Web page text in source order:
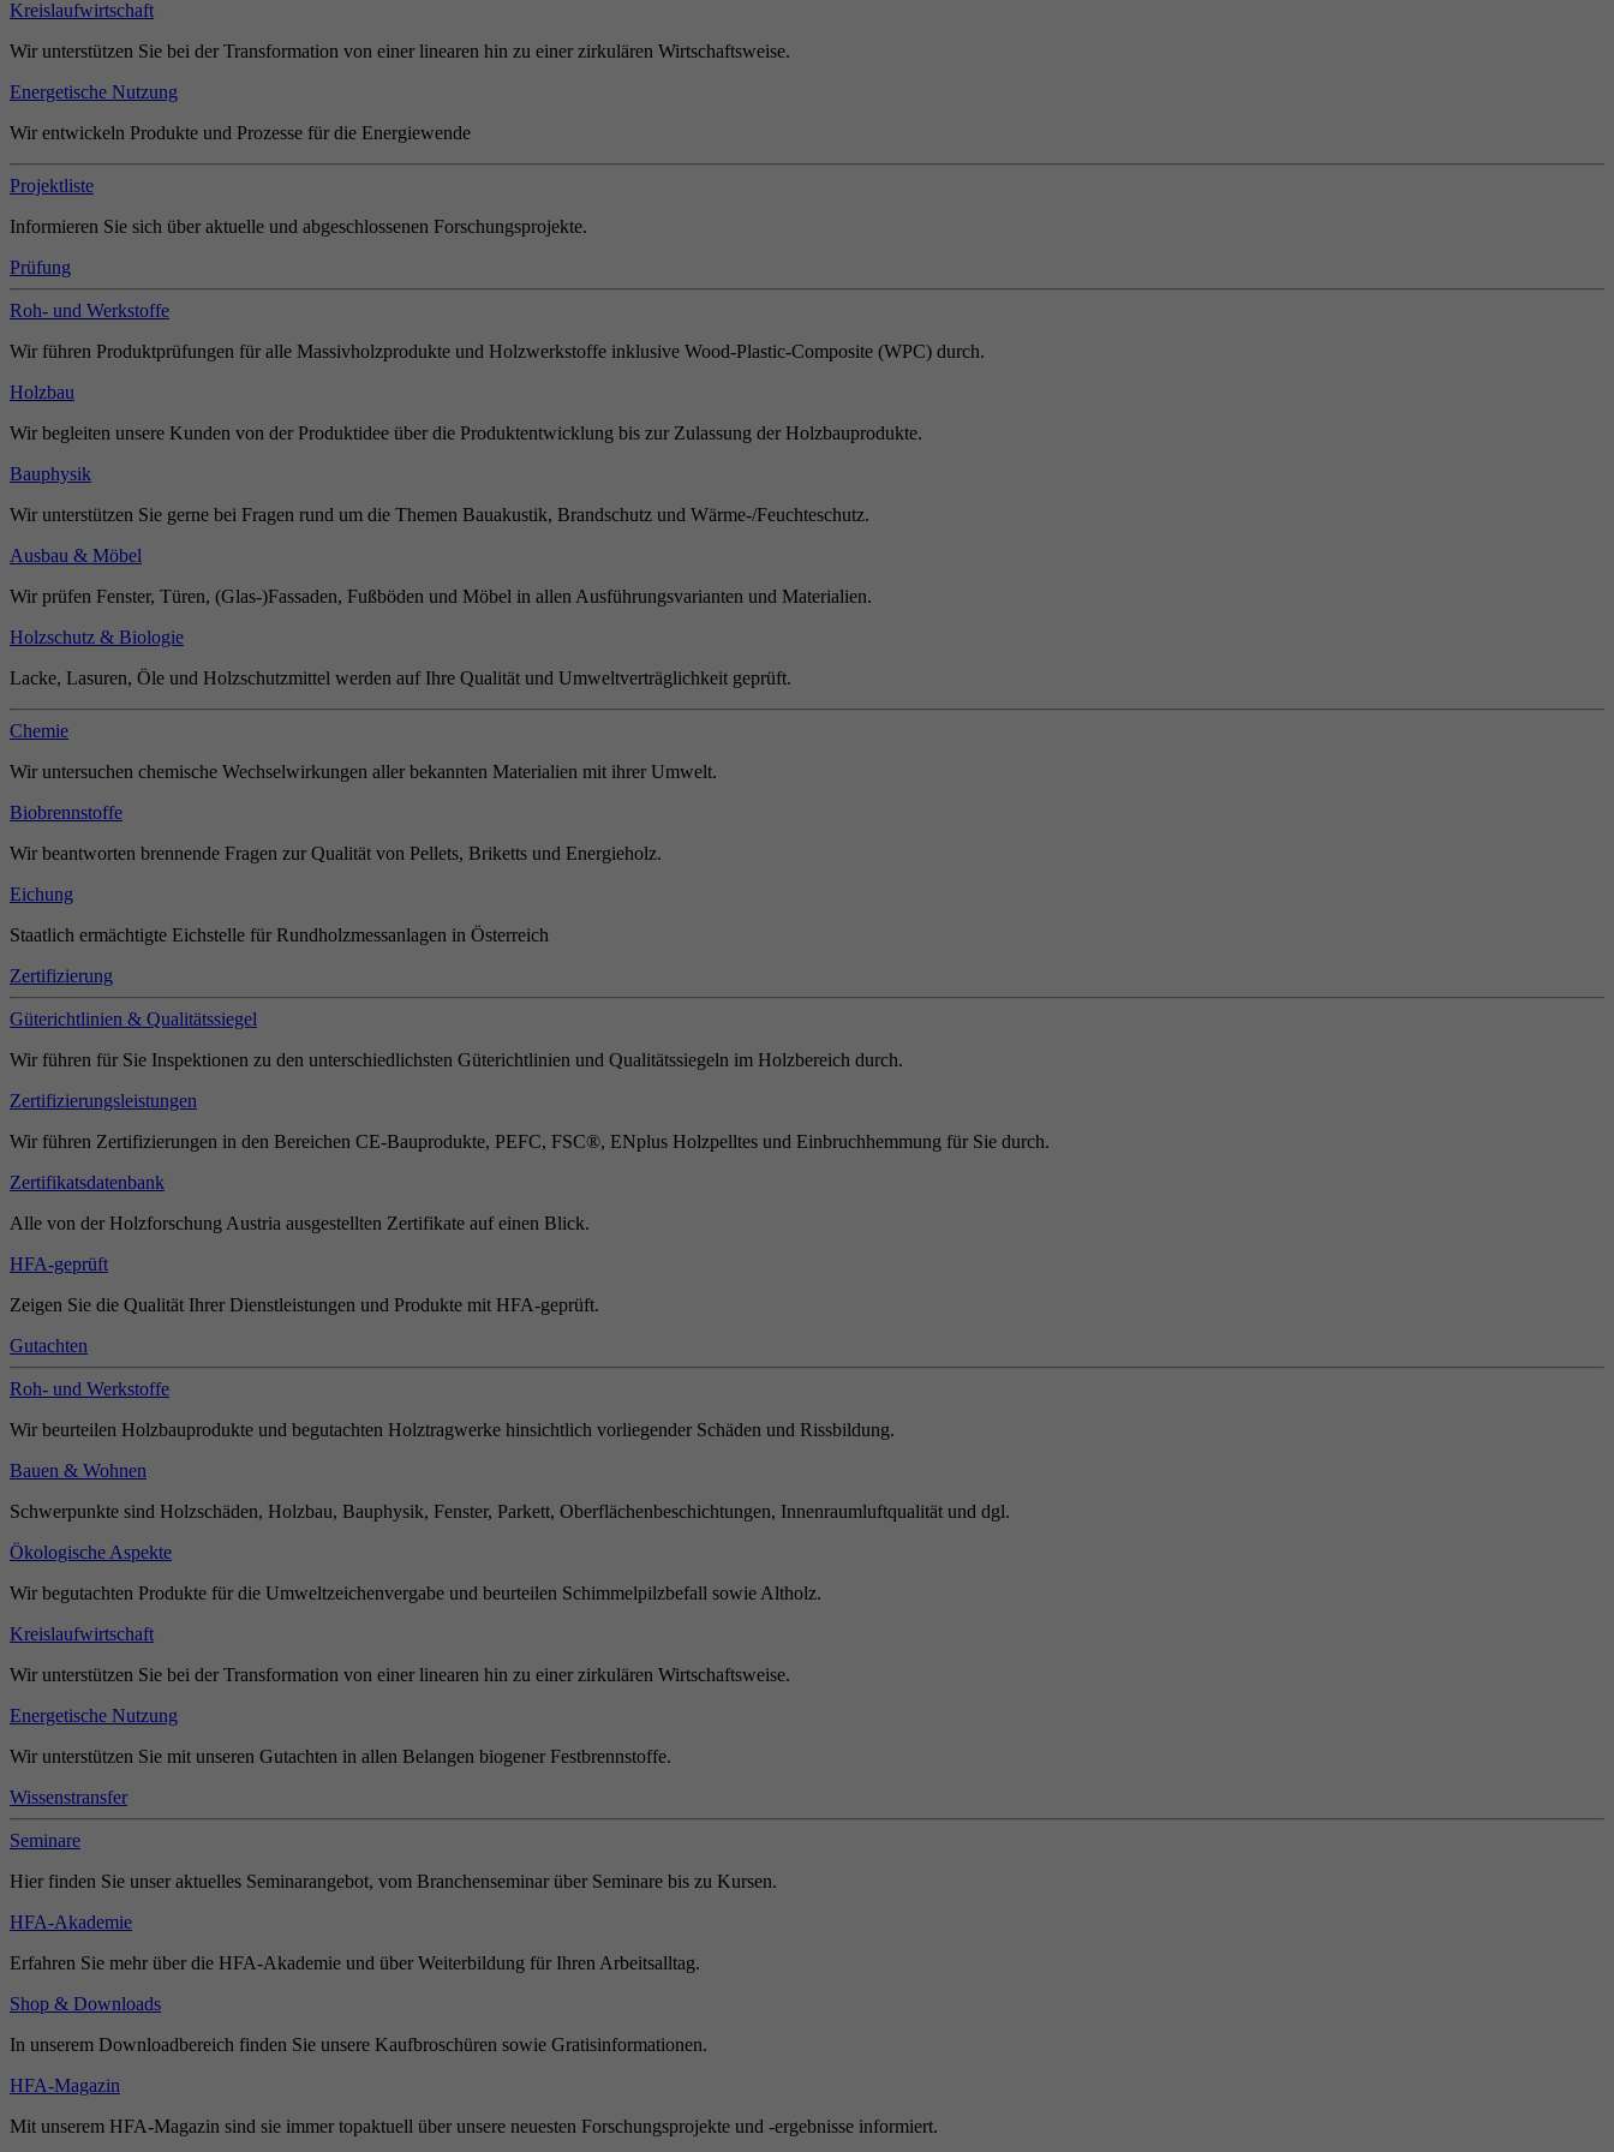
Kreislaufwirtschaft
Wir unterstützen Sie bei der Transformation von einer linearen hin zu einer zirkulären Wirtschaftsweise.
Energetische Nutzung
Wir entwickeln Produkte und Prozesse für die Energiewende
Projektliste
Informieren Sie sich über aktuelle und abgeschlossenen Forschungsprojekte.
Prüfung
Roh- und Werkstoffe
Wir führen Produktprüfungen für alle Massivholzprodukte und Holzwerkstoffe inklusive Wood-Plastic-Composite (WPC) durch.
Holzbau
Wir begleiten unsere Kunden von der Produktidee über die Produktentwicklung bis zur Zulassung der Holzbauprodukte.
Bauphysik
Wir unterstützen Sie gerne bei Fragen rund um die Themen Bauakustik, Brandschutz und Wärme-/Feuchteschutz.
Ausbau & Möbel
Wir prüfen Fenster, Türen, (Glas-)Fassaden, Fußböden und Möbel in allen Ausführungsvarianten und Materialien.
Holzschutz & Biologie
Lacke, Lasuren, Öle und Holzschutzmittel werden auf Ihre Qualität und Umweltverträglichkeit geprüft.
Chemie
Wir untersuchen chemische Wechselwirkungen aller bekannten Materialien mit ihrer Umwelt.
Biobrennstoffe
Wir beantworten brennende Fragen zur Qualität von Pellets, Briketts und Energieholz.
Eichung
Staatlich ermächtigte Eichstelle für Rundholzmessanlagen in Österreich
Zertifizierung
Güterichtlinien & Qualitätssiegel
Wir führen für Sie Inspektionen zu den unterschiedlichsten Güterichtlinien und Qualitätssiegeln im Holzbereich durch.
Zertifizierungsleistungen
Wir führen Zertifizierungen in den Bereichen CE-Bauprodukte, PEFC, FSC®, ENplus Holzpelltes und Einbruchhemmung für Sie durch.
Zertifikatsdatenbank
Alle von der Holzforschung Austria ausgestellten Zertifikate auf einen Blick.
HFA-geprüft
Zeigen Sie die Qualität Ihrer Dienstleistungen und Produkte mit HFA-geprüft.
Gutachten
Roh- und Werkstoffe
Wir beurteilen Holzbauprodukte und begutachten Holztragwerke hinsichtlich vorliegender Schäden und Rissbildung.
Bauen & Wohnen
Schwerpunkte sind Holzschäden, Holzbau, Bauphysik, Fenster, Parkett, Oberflächenbeschichtungen, Innenraumluftqualität und dgl.
Ökologische Aspekte
Wir begutachten Produkte für die Umweltzeichenvergabe und beurteilen Schimmelpilzbefall sowie Altholz.
Kreislaufwirtschaft
Wir unterstützen Sie bei der Transformation von einer linearen hin zu einer zirkulären Wirtschaftsweise.
Energetische Nutzung
Wir unterstützen Sie mit unseren Gutachten in allen Belangen biogener Festbrennstoffe.
Wissenstransfer
Seminare
Hier finden Sie unser aktuelles Seminarangebot, vom Branchenseminar über Seminare bis zu Kursen.
HFA-Akademie
Erfahren Sie mehr über die HFA-Akademie und über Weiterbildung für Ihren Arbeitsalltag.
Shop & Downloads
In unserem Downloadbereich finden Sie unsere Kaufbroschüren sowie Gratisinformationen.
HFA-Magazin
Mit unserem HFA-Magazin sind sie immer topaktuell über unsere neuesten Forschungsprojekte und -ergebnisse informiert.